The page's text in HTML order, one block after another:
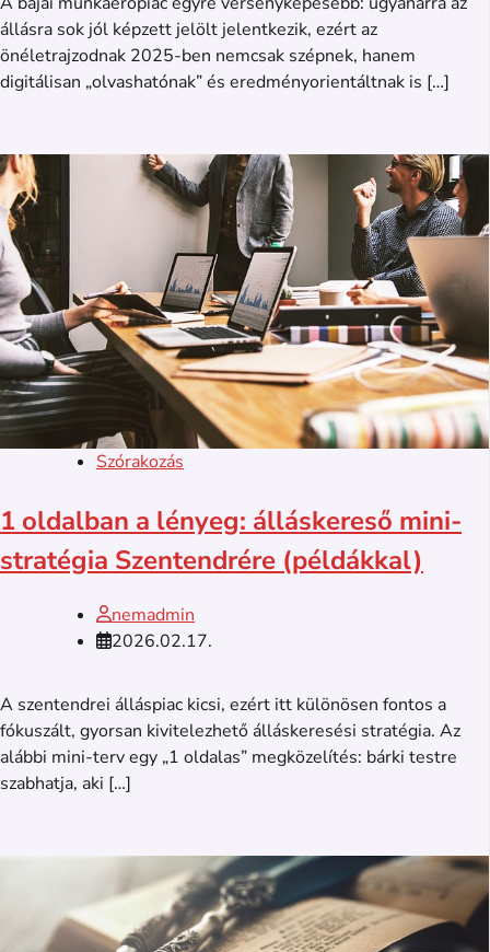
állásra sok jól képzett jelölt jelentkezik, ezért az
önéletrajzodnak 2025-ben nemcsak szépnek, hanem
digitálisan „olvashatónak” és eredményorientáltnak is […]
Szórakozás
1 oldalban a lényeg: álláskereső mini-
stratégia Szentendrére (példákkal)
nemadmin
2026.02.17.
A szentendrei álláspiac kicsi, ezért itt különösen fontos a
fókuszált, gyorsan kivitelezhető álláskeresési stratégia. Az
alábbi mini-terv egy „1 oldalas” megközelítés: bárki testre
szabhatja, aki […]